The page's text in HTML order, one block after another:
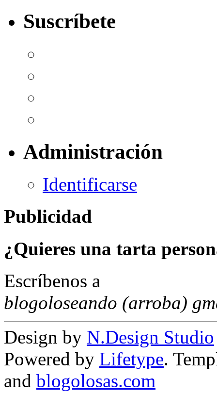
Suscríbete
Administración
Identificarse
Publicidad
¿Quieres una tarta
Escríbenos a
blogoloseando (arroba)
Design by N.Design Studio
Powered by Lifetype.
and blogolosas.com